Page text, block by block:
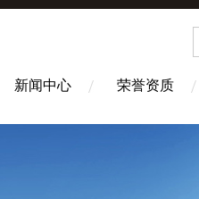
新闻中心 荣誉资质